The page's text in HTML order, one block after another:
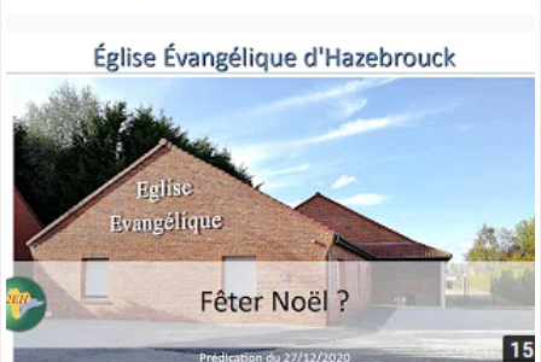
fêter
Noël